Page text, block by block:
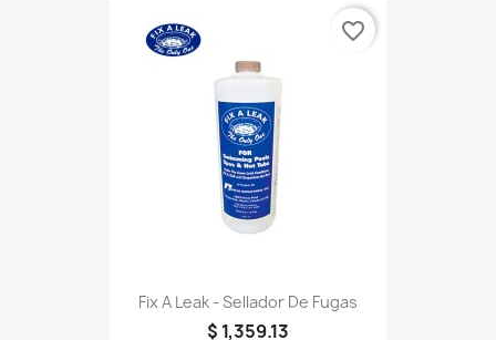
Fix A Leak - Sellador De Fugas
$ 1,359.13
favorite_border